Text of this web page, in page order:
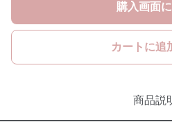
購入画面
カートに追
商品説